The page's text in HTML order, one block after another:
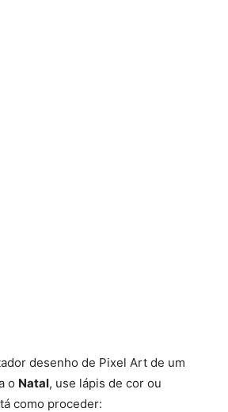
desenho de Pixel Art de um
o Natal, use lápis de cor ou
como proceder: